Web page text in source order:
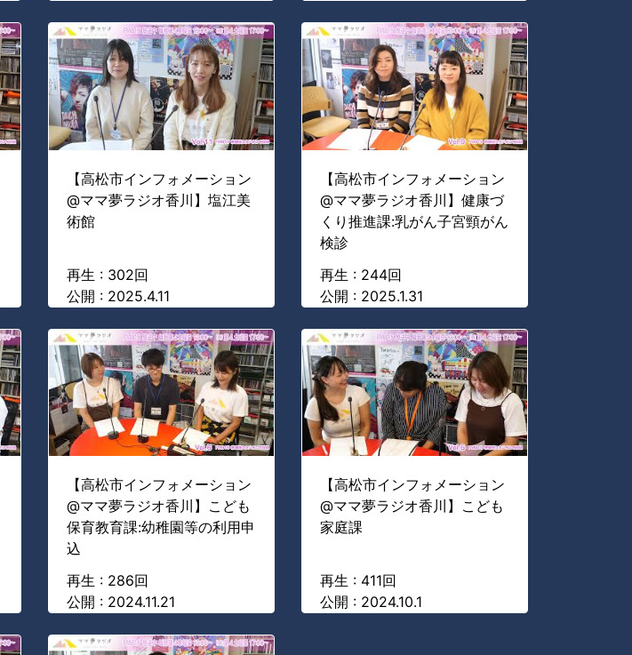
【高松市インフォメーション
@ママ夢ラジオ香川】塩江美
術館
再生 : 302回
公開 : 2025.4.11
【高松市インフォメーション
@ママ夢ラジオ香川】健康づ
くり推進課:乳がん子宮頸がん
検診
再生 : 244回
公開 : 2025.1.31
【高松市インフォメーション
@ママ夢ラジオ香川】こども
保育教育課:幼稚園等の利用申
込
再生 : 286回
公開 : 2024.11.21
【高松市インフォメーション
@ママ夢ラジオ香川】こども
家庭課
再生 : 411回
公開 : 2024.10.1